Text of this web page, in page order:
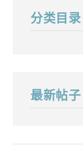
分类目录
最新帖子